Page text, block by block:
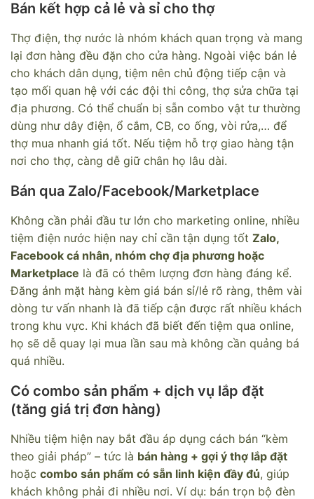
Bán kết hợp cả lẻ và sỉ cho thợ
Thợ điện, thợ nước là nhóm khách quan trọng và mang
lại đơn hàng đều đặn cho cửa hàng. Ngoài việc bán lẻ
cho khách dân dụng, tiệm nên chủ động tiếp cận và
tạo mối quan hệ với các đội thi công, thợ sửa chữa tại
địa phương. Có thể chuẩn bị sẵn combo vật tư thường
dùng như dây điện, ổ cắm, CB, co ống, vòi rửa,… để
thợ mua nhanh giá tốt. Nếu tiệm hỗ trợ giao hàng tận
nơi cho thợ, càng dễ giữ chân họ lâu dài.
Bán qua Zalo/Facebook/Marketplace
Không cần phải đầu tư lớn cho marketing online, nhiều
tiệm điện nước hiện nay chỉ cần tận dụng tốt Zalo,
Facebook cá nhân, nhóm chợ địa phương hoặc
Marketplace là đã có thêm lượng đơn hàng đáng kể.
Đăng ảnh mặt hàng kèm giá bán sỉ/lẻ rõ ràng, thêm vài
dòng tư vấn nhanh là đã tiếp cận được rất nhiều khách
trong khu vực. Khi khách đã biết đến tiệm qua online,
họ sẽ dễ quay lại mua lần sau mà không cần quảng bá
quá nhiều.
Có combo sản phẩm + dịch vụ lắp đặt
(tăng giá trị đơn hàng)
Nhiều tiệm hiện nay bắt đầu áp dụng cách bán “kèm
theo giải pháp” – tức là bán hàng + gợi ý thợ lắp đặt
hoặc combo sản phẩm có sẵn linh kiện đầy đủ, giúp
khách không phải đi nhiều nơi. Ví dụ: bán trọn bộ đèn